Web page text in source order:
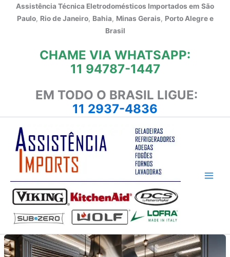
Assistência Técnica Eletrodomésticos Importados em São
Paulo, Rio de Janeiro, Bahia, Minas Gerais, Porto Alegre e
Brasil
CHAME VIA WHATSAPP:
11 94787-1447
EM TODO O BRASIL LIGUE:
11 2937-4836